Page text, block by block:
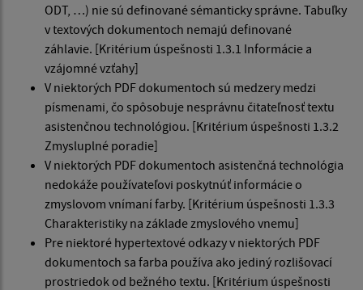
ODT, …) nie sú definované sémanticky správne. Tabuľky
v textových dokumentoch nemajú definované
záhlavie. [Kritérium úspešnosti 1.3.1 Informácie a
vzájomné vzťahy]
V niektorých PDF dokumentoch sú medzery medzi
písmenami, čo spôsobuje nesprávnu čitateľnosť textu
asistenčnou technológiou. [Kritérium úspešnosti 1.3.2
Zmysluplné poradie]
V niektorých PDF dokumentoch asistenčná technológia
nedokáže používateľovi poskytnúť informácie o
zmyslovom vnímaní farby. [Kritérium úspešnosti 1.3.3
Charakteristiky na základe zmyslového vnemu]
Pre niektoré hypertextové odkazy v niektorých PDF
dokumentoch sa farba používa ako jediný rozlišovací
prostriedok od bežného textu. [Kritérium úspešnosti